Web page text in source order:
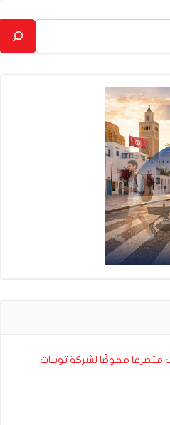
متصرفا مفوضًا لشركة توبنات